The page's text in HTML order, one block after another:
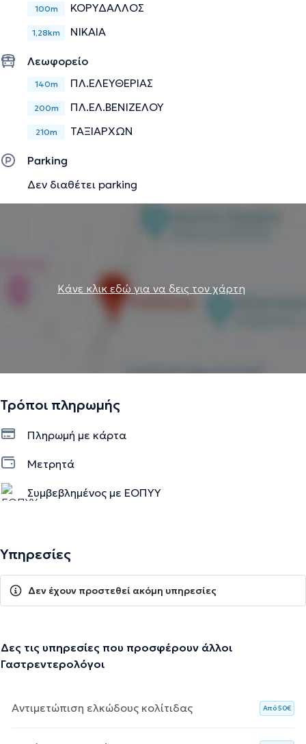
100m ΚΟΡΥΔΑΛΛΟΣ
1,28km ΝΙΚΑΙΑ
Λεωφορείο
140m ΠΛ.ΕΛΕΥΘΕΡΙΑΣ
200m ΠΛ.ΕΛ.ΒΕΝΙΖΕΛΟΥ
210m ΤΑΞΙΑΡΧΩΝ
Parking
Δεν διαθέτει parking
Κάνε κλικ εδώ για να δεις τον χάρτη
Τρόποι πληρωμής
Πληρωμή με κάρτα
Μετρητά
Συμβεβλημένος με ΕΟΠΥΥ
Υπηρεσίες
Δεν έχουν προστεθεί ακόμη υπηρεσίες
Δες τις υπηρεσίες που προσφέρουν άλλοι
Γαστρεντερολόγοι
Αντιμετώπιση ελκώδους κολίτιδας Aπό 50€